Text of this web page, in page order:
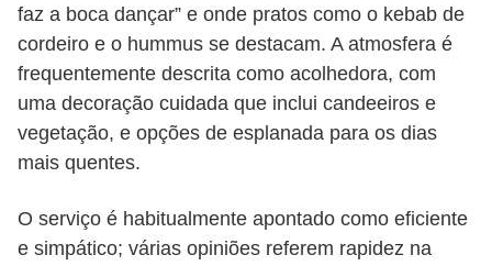
faz a boca dançar” e onde pratos como o kebab de
cordeiro e o hummus se destacam. A atmosfera é
frequentemente descrita como acolhedora, com
uma decoração cuidada que inclui candeeiros e
vegetação, e opções de esplanada para os dias
mais quentes.
O serviço é habitualmente apontado como eficiente
e simpático; várias opiniões referem rapidez na